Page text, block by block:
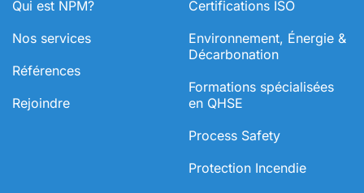
Qui est NPM?
Nos services
Références
Rejoindre
Certifications ISO
Environnement, Énergie &
Décarbonation
⁠Formations spécialisées
en QHSE
Process Safety
Protection Incendie